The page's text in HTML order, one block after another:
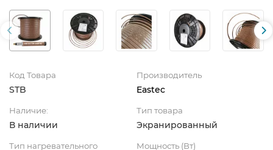
Код Товара
STB
Производитель
Eastec
Наличие:
В наличии
Тип товара
Экранированный
Тип нагревательного
Мощность (Вт)